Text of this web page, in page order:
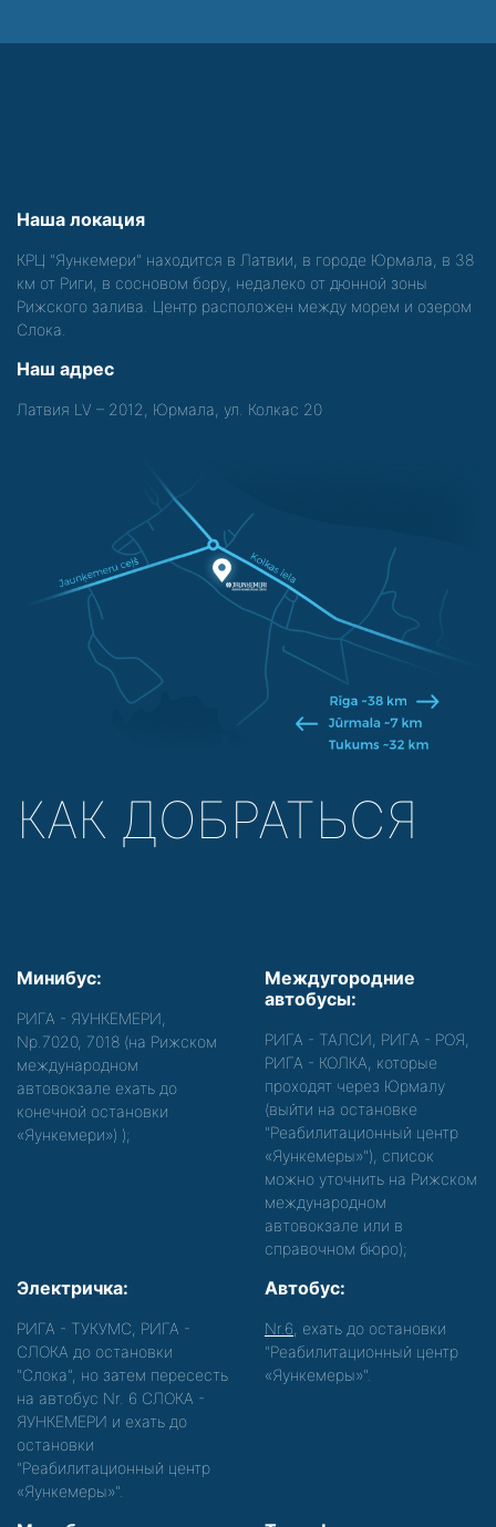
Наша локация
КРЦ "Яункемери" находится в Латвии, в городе Юрмала, в 38
км от Риги, в сосновом бору, недалеко от дюнной зоны
Рижского залива. Центр расположен между морем и озером
Слока.
Наш адрес
Латвия LV – 2012, Юрмала, ул. Колкас 20
КАК ДОБРАТЬСЯ
Минибус:
РИГА - ЯУНКЕМЕРИ,
Nр.7020, 7018 (на Рижском
международном
автовокзале ехать до
конечной остановки
«Яункемери») );
Междугородние
автобусы:
РИГА - ТАЛСИ, РИГА - РОЯ,
РИГА - КОЛКА, которые
проходят через Юрмалу
(выйти на остановке
"Реабилитационный центр
«Яункемеры»"), список
можно уточнить на Рижском
международном
автовокзале или в
справочном бюро);
Электричка:
РИГА - ТУКУМС, РИГА -
СЛОКА до остановки
"Слока", но затем пересесть
на автобус Nr. 6 СЛОКА -
ЯУНКЕМЕРИ и ехать до
остановки
"Реабилитационный центр
«Яункемеры»".
Автобус:
Nr.6 , ехать до остановки
"Реабилитационный центр
«Яункемеры»".